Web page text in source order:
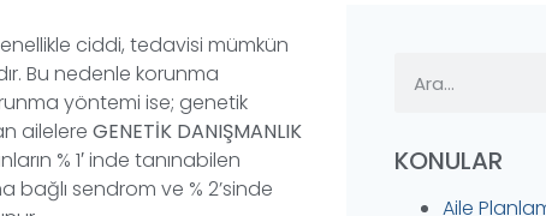
ciddi, tedavisi mümkün
Bu nedenle korunma
yöntemi ise; genetik
ailelere GENETİK DANIŞMANLIK
% 1′ inde tanınabilen
bağlı sendrom ve % 2’sinde
KONULAR
Aile